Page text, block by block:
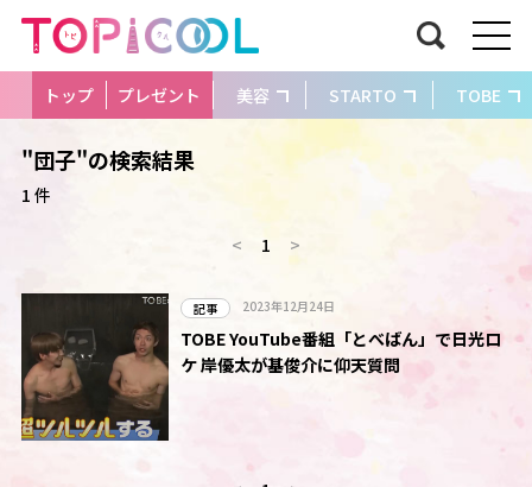
トップ プレゼント 美容 STARTO TOBE
"団子"の検索結果
1 件
< 1 >
記事 2023年12月24日
TOBE YouTube番組「とべばん」で日光ロ
ケ 岸優太が基俊介に仰天質問